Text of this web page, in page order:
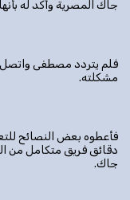
جاك المصرية وأكد له
فلم يتردد مصطفى واتصل
مشكلته.
فأعطوه بعض النصائح
دقائق فريق متكامل من
جاك.